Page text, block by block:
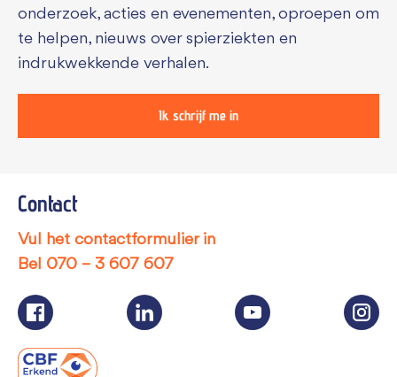
Contact
Vul het contactformulier in
Bel 070 – 3 607 607
onderzoek, acties en evenementen, oproepen om
te helpen, nieuws over spierziekten en
indrukwekkende verhalen.
Ik schrijf me in